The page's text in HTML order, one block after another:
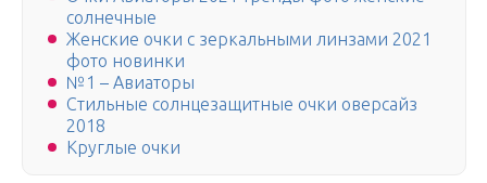
солнечные
Женские очки с зеркальными линзами 2021
фото новинки
№1 – Авиаторы
Стильные солнцезащитные очки оверсайз
2018
Круглые очки